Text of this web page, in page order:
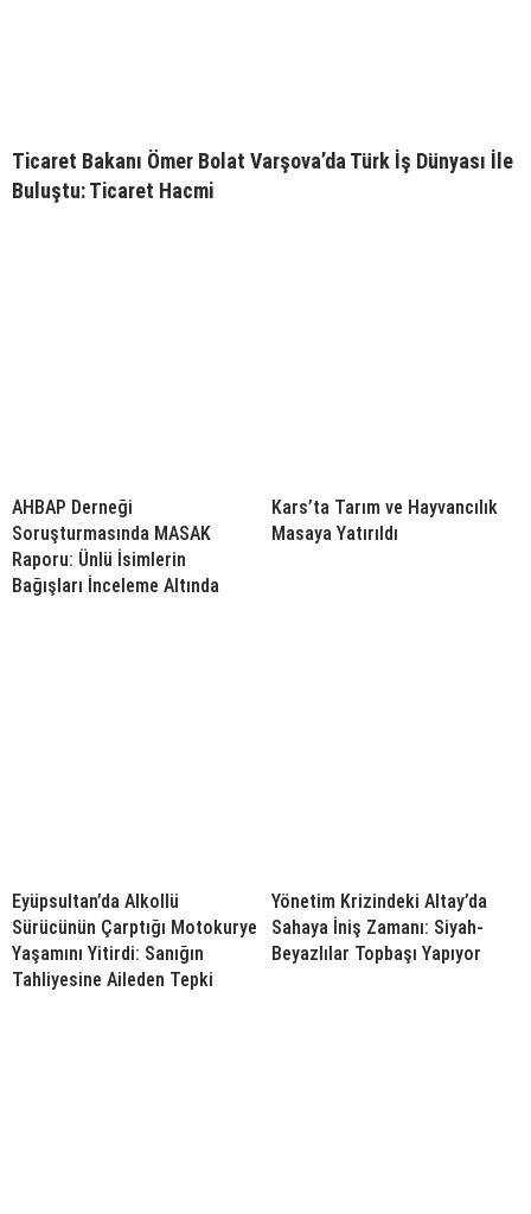
Ticaret Bakanı Ömer Bolat Varşova’da Türk İş Dünyası İle
Buluştu: Ticaret Hacmi
AHBAP Derneği
Soruşturmasında MASAK
Raporu: Ünlü İsimlerin
Bağışları İnceleme Altında
Kars’ta Tarım ve Hayvancılık
Masaya Yatırıldı
Eyüpsultan’da Alkollü
Sürücünün Çarptığı Motokurye
Yaşamını Yitirdi: Sanığın
Tahliyesine Aileden Tepki
Yönetim Krizindeki Altay’da
Sahaya İniş Zamanı: Siyah-
Beyazlılar Topbaşı Yapıyor